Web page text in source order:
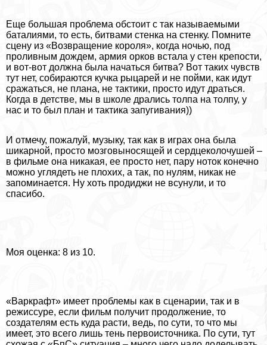
Еще большая проблема обстоит с так называемыми
баталиями, то есть, битвами стенка на стенку. Помните
сцену из «Возвращение короля», когда ночью, под
проливным дождем, армия орков встала у стен крепости,
и вот-вот должна была начаться битва? Вот таких чувств
тут нет, собираются кучка рыцарей и не пойми, как идут
сражаться, не плана, не тактики, просто идут драться.
Когда в детстве, мы в школе дрались толпа на толпу, у
нас и то был план и тактика запугивания))
И отмечу, пожалуй, музыку, так как в играх она была
шикарной, просто мозговыносящей и сердцеколочушей –
в фильме она никакая, ее просто нет, пару ноток конечно
можно углядеть не плохих, а так, по нулям, никак не
запоминается. Ну хоть продиджи не всунули, и то
спасибо.
Моя оценка: 8 из 10.
«Варкрафт» имеет проблемы как в сценарии, так и в
режиссуре, если фильм получит продолжение, то
создателям есть куда расти, ведь, по сути, то что мы
имеет, это всего лишь тень первоисточника. По сути, тут